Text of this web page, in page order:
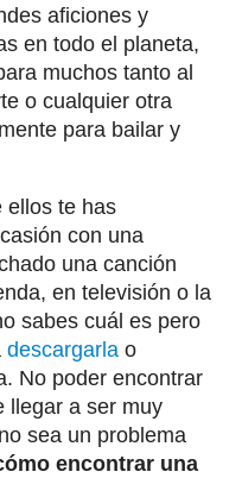
aficiones y
en todo el planeta,
muchos tanto al
o cualquier otra
para bailar y
ellos te has
con una
una canción
en televisión o la
sabes cuál es pero
descargarla o
No poder encontrar
llegar a ser muy
sea un problema
encontrar una